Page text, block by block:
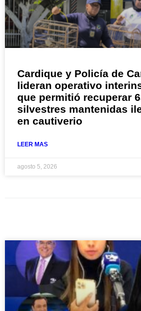
Cardique y Policía de
lideran operativo
que permitió recuperar
silvestres mantenidas
en cautiverio
LEER MAS
agosto 5, 2026